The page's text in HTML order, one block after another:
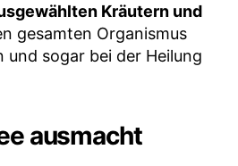
Kräutern und
gesamten Organismus
und sogar bei der Heilung
ausmacht